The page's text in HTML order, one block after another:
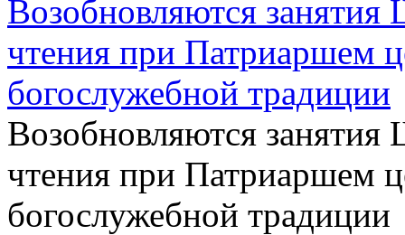
Возобновляются
чтения при Патриаршем
богослужебной традиции
Возобновляются
чтения при Патриаршем
богослужебной традиции